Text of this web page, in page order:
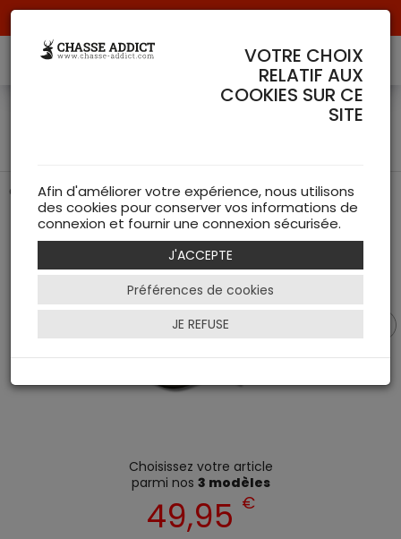
Casquette légère et respirante
Choisissez votre article
parmi nos 3 modèles
49,95 €
VOTRE CHOIX
RELATIF AUX
COOKIES SUR CE
SITE
Afin d'améliorer votre expérience, nous utilisons
des cookies pour conserver vos informations de
connexion et fournir une connexion sécurisée.
J'ACCEPTE
Préférences de cookies
JE REFUSE